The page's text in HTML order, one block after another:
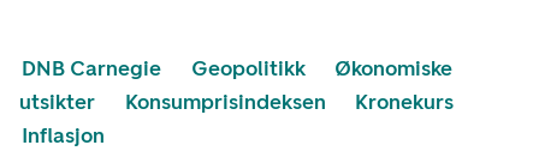
DNB Carnegie Geopolitikk
Økonomiske
utsikter
Konsumprisindeksen
Kronekurs
Inflasjon